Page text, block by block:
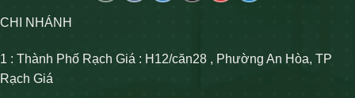
CHI NHÁNH
1 : Thành Phố Rạch Giá : H12/căn28 , Phường An Hòa, TP
Rạch Giá